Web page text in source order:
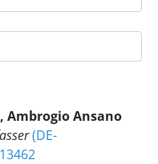
Ambrogio Ansano
(DE-